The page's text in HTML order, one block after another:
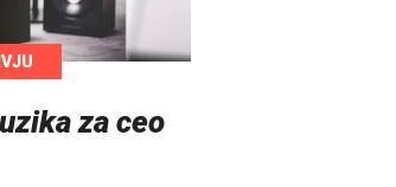
za ceo